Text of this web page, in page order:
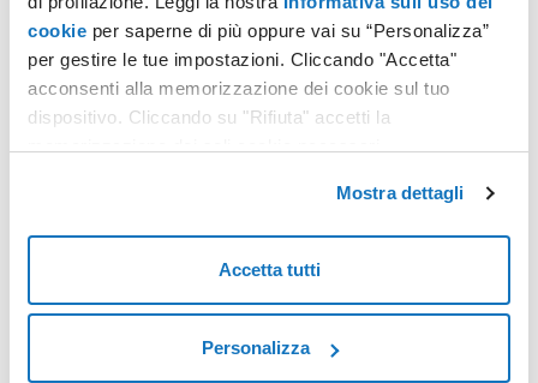
cookie per saperne di più oppure vai su “Personalizza”
per gestire le tue impostazioni. Cliccando "Accetta"
acconsenti alla memorizzazione dei cookie sul tuo
dispositivo. Cliccando su "Rifiuta" accetti la
Mostra dettagli
Accetta tutti
Personalizza
strumenti tecnici e di automazione in totale